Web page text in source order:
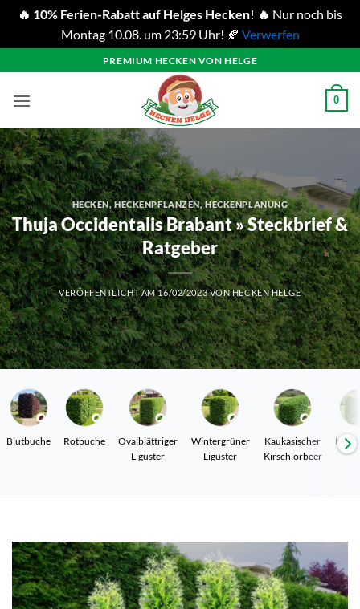
🔥 10% Ferien-Rabatt auf Helges Hecken! 🔥 Nur noch bis
Montag 10.08. um 23:59 Uhr! 🍂 Verwerfen
Inhalt
springen
PREMIUM HECKEN VON HELGE
0
HECKEN,HECKENPFLANZEN,HECKENPLANUNG
Thuja Occidentalis Brabant » Steckbrief &
Ratgeber
VERÖFFENTLICHT AM16/02/2023VONHECKEN HELGE
Blutbuche Rotbuche
Ovalblättriger
Liguster
Wintergrüner
Liguster
Kaukasischer
Kirschlorbeer